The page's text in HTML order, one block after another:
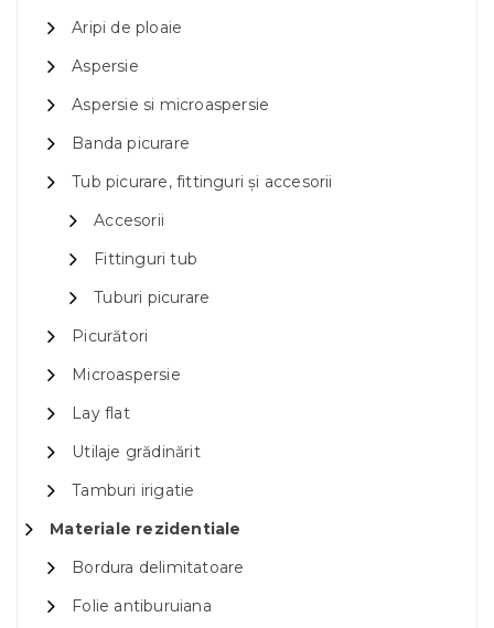
Aripi de ploaie
Aspersie
Aspersie si microaspersie
Banda picurare
Tub picurare, fittinguri și accesorii
Accesorii
Fittinguri tub
Tuburi picurare
Picurători
Microaspersie
Lay flat
Utilaje grădinărit
Tamburi irigatie
Materiale rezidentiale
Bordura delimitatoare
Folie antiburuiana